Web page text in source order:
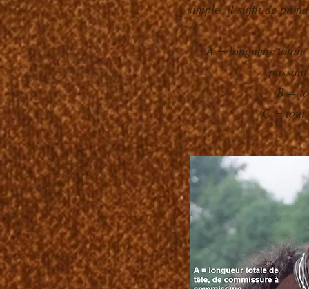
simple, il suffit de
A = longueur totale
B =
C = tour